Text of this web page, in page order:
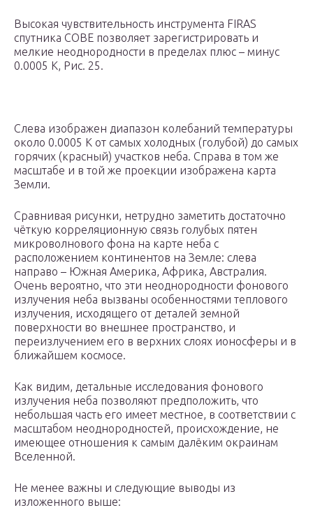
Высокая чувствительность инструмента FIRAS
спутника COBE позволяет зарегистрировать и
мелкие неоднородности в пределах плюс – минус
0.0005 K, Рис. 25.
Слева изображен диапазон колебаний температуры
около 0.0005 K от самых холодных (голубой) до самых
горячих (красный) участков неба. Справа в том же
масштабе и в той же проекции изображена карта
Земли.
Сравнивая рисунки, нетрудно заметить достаточно
чёткую корреляционную связь голубых пятен
микроволнового фона на карте неба с
расположением континентов на Земле: слева
направо – Южная Америка, Африка, Австралия.
Очень вероятно, что эти неоднородности фонового
излучения неба вызваны особенностями теплового
излучения, исходящего от деталей земной
поверхности во внешнее пространство, и
переизлучением его в верхних слоях ионосферы и в
ближайшем космосе.
Как видим, детальные исследования фонового
излучения неба позволяют предположить, что
небольшая часть его имеет местное, в соответствии с
масштабом неоднородностей, происхождение, не
имеющее отношения к самым далёким окраинам
Вселенной.
Не менее важны и следующие выводы из
изложенного выше: